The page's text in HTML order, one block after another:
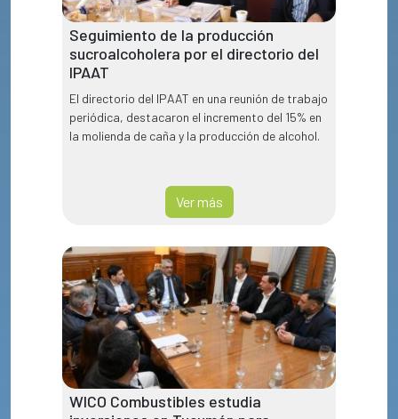
Seguimiento de la producción
sucroalcoholera por el directorio del
IPAAT
El directorio del IPAAT en una reunión de trabajo
periódica, destacaron el incremento del 15% en
la molienda de caña y la producción de alcohol.
Ver más
WICO Combustibles estudia